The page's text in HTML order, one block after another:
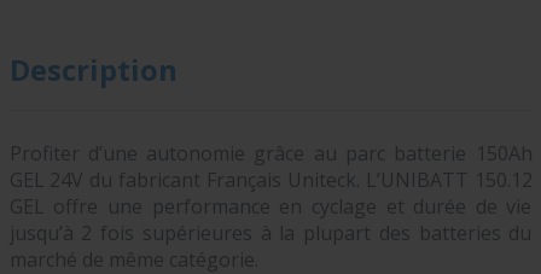
Description
Profiter d’une autonomie grâce au parc batterie 150Ah
GEL 24V du fabricant Français Uniteck. L’UNIBATT 150.12
GEL offre une performance en cyclage et durée de vie
jusqu’à 2 fois supérieures à la plupart des batteries du
marché de même catégorie.